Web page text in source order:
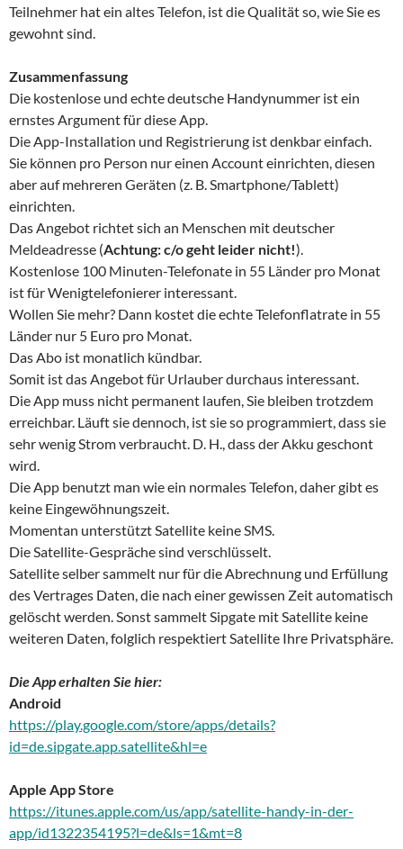
Teilnehmer hat ein altes Telefon, ist die Qualität so, wie Sie es
gewohnt sind.
Zusammenfassung
Die kostenlose und echte deutsche Handynummer ist ein
ernstes Argument für diese App.
Die App-Installation und Registrierung ist denkbar einfach.
Sie können pro Person nur einen Account einrichten, diesen
aber auf mehreren Geräten (z. B. Smartphone/Tablett)
einrichten.
Das Angebot richtet sich an Menschen mit deutscher
Meldeadresse (Achtung: c/o geht leider nicht!).
Kostenlose 100 Minuten-Telefonate in 55 Länder pro Monat
ist für Wenigtelefonierer interessant.
Wollen Sie mehr? Dann kostet die echte Telefonflatrate in 55
Länder nur 5 Euro pro Monat.
Das Abo ist monatlich kündbar.
Somit ist das Angebot für Urlauber durchaus interessant.
Die App muss nicht permanent laufen, Sie bleiben trotzdem
erreichbar. Läuft sie dennoch, ist sie so programmiert, dass sie
sehr wenig Strom verbraucht. D. H., dass der Akku geschont
wird.
Die App benutzt man wie ein normales Telefon, daher gibt es
keine Eingewöhnungszeit.
Momentan unterstützt Satellite keine SMS.
Die Satellite-Gespräche sind verschlüsselt.
Satellite selber sammelt nur für die Abrechnung und Erfüllung
des Vertrages Daten, die nach einer gewissen Zeit automatisch
gelöscht werden. Sonst sammelt Sipgate mit Satellite keine
weiteren Daten, folglich respektiert Satellite Ihre Privatsphäre.
Die App erhalten Sie hier:
Android
https://play.google.com/store/apps/details?
id=de.sipgate.app.satellite&hl=e
Apple App Store
https://itunes.apple.com/us/app/satellite-handy-in-der-
app/id1322354195?l=de&ls=1&mt=8